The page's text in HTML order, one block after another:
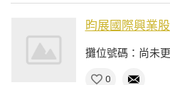
昀展國際興業
攤位號碼：尚未
0